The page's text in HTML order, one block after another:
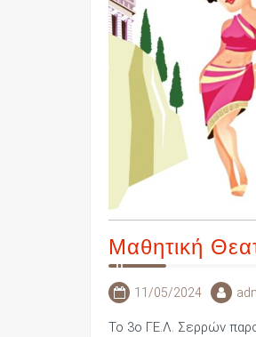
Μαθητική
11/05/2024
Το 3ο ΓΕ.Λ. Σερρών